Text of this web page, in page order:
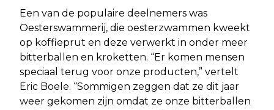
Een van de populaire deelnemers was
Oesterswammerij, die oesterzwammen kweekt
op koffieprut en deze verwerkt in onder meer
bitterballen en kroketten. “Er komen mensen
speciaal terug voor onze producten,” vertelt
Eric Boele. “Sommigen zeggen dat ze dit jaar
weer gekomen zijn omdat ze onze bitterballen